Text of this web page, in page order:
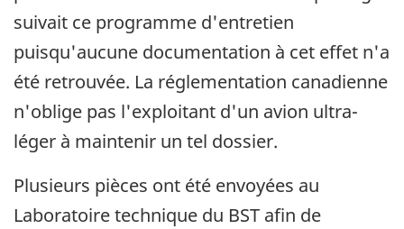
suivait ce programme d'entretien
puisqu'aucune documentation à cet effet n'a
été retrouvée. La réglementation canadienne
n'oblige pas l'exploitant d'un avion ultra-
léger à maintenir un tel dossier.
Plusieurs pièces ont été envoyées au
Laboratoire technique du BST afin de